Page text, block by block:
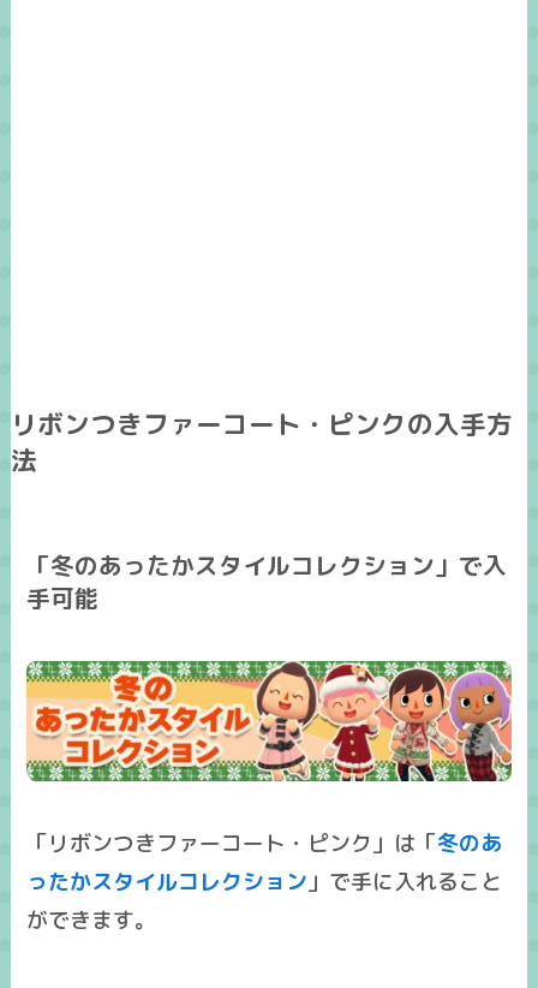
リボンつきファーコート・ピンクの入手方
法
「冬のあったかスタイルコレクション」で入
手可能
「リボンつきファーコート・ピンク」は「冬のあ
ったかスタイルコレクション」で手に入れること
ができます。